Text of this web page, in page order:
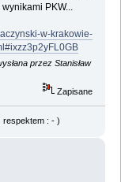
PKW...
w-krakowie-
przez Stanisław
Zapisane
respektem : - )